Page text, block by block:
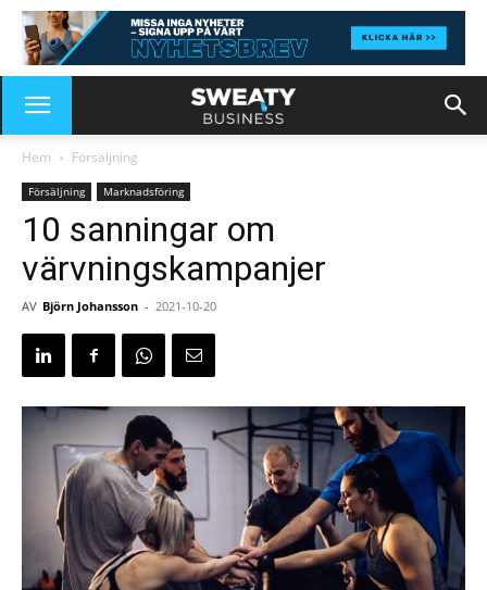
Hem Försäljning
Försäljning Marknadsföring
10 sanningar om
värvningskampanjer
AV Björn Johansson - 2021-10-20